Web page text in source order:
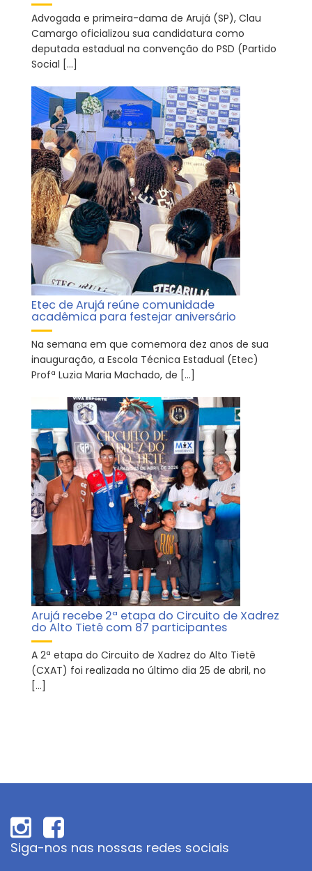
Advogada e primeira-dama de Arujá (SP), Clau
Camargo oficializou sua candidatura como
deputada estadual na convenção do PSD (Partido
Social […]
Etec de Arujá reúne comunidade
acadêmica para festejar aniversário
Na semana em que comemora dez anos de sua
inauguração, a Escola Técnica Estadual (Etec)
Profª Luzia Maria Machado, de […]
Arujá recebe 2ª etapa do Circuito de Xadrez
do Alto Tietê com 87 participantes
A 2ª etapa do Circuito de Xadrez do Alto Tietê
(CXAT) foi realizada no último dia 25 de abril, no
[…]
Siga-nos nas nossas redes sociais